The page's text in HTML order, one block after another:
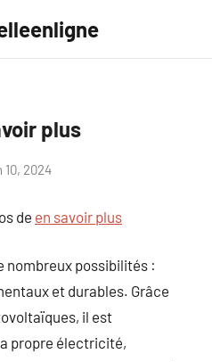
plus
10, 2024
de en savoir plus
nombreux possibilités :
et durables. Grâce
il est
propre électricité,